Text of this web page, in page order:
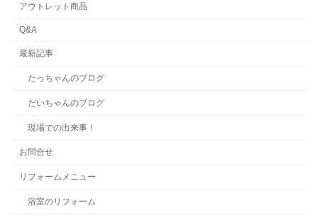
アウトレット商品
Q&A
最新記事
たっちゃんのブログ
だいちゃんのブログ
現場での出来事！
お問合せ
リフォームメニュー
浴室のリフォーム